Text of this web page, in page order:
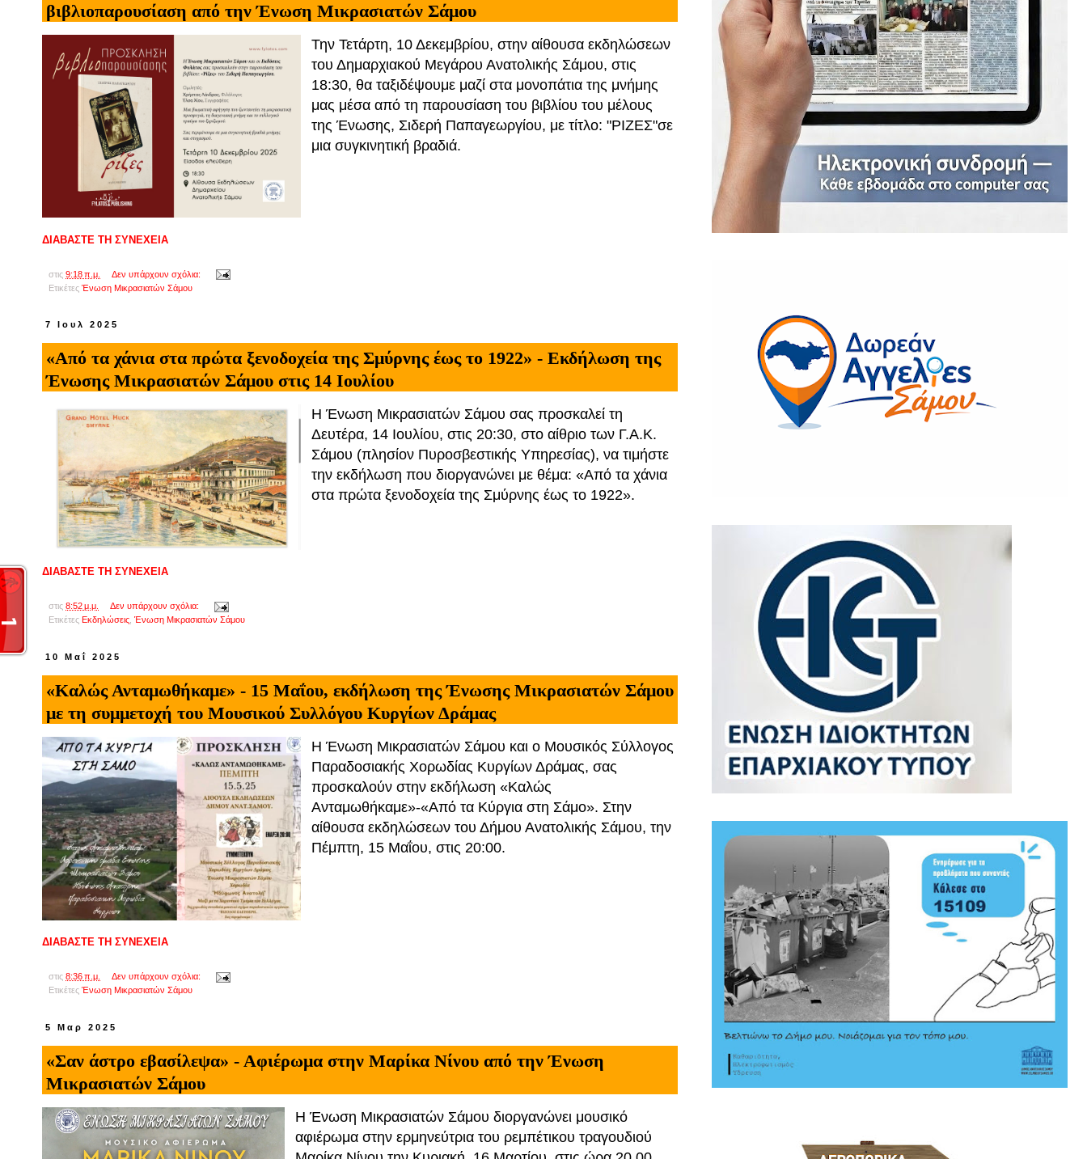
βιβλιοπαρουσίαση από την Ένωση Μικρασιατών Σάμου
Την Τετάρτη, 10 Δεκεμβρίου, στην αίθουσα εκδηλώσεων
του Δημαρχιακού Μεγάρου Ανατολικής Σάμου, στις
18:30, θα ταξιδέψουμε μαζί στα μονοπάτια της μνήμης
μας μέσα από τη παρουσίαση του βιβλίου του μέλους
της Ένωσης, Σιδερή Παπαγεωργίου, με τίτλο: "ΡΙΖΕΣ"σε
μια συγκινητική βραδιά.
ΔΙΑΒΑΣΤΕ ΤΗ ΣΥΝΕΧΕΙΑ
στις 9:18 π.μ.
Δεν υπάρχουν σχόλια:
Ετικέτες Ένωση Μικρασιατών Σάμου
7 Ιουλ 2025
«Από τα χάνια στα πρώτα ξενοδοχεία της Σμύρνης έως το 1922» - Εκδήλωση της
Ένωσης Μικρασιατών Σάμου στις 14 Ιουλίου
Η Ένωση Μικρασιατών Σάμου σας προσκαλεί τη
Δευτέρα, 14 Ιουλίου, στις 20:30, στο αίθριο των Γ.Α.Κ.
Σάμου (πλησίον Πυροσβεστικής Υπηρεσίας), να τιμήστε
την εκδήλωση που διοργανώνει με θέμα: «Από τα χάνια
στα πρώτα ξενοδοχεία της Σμύρνης έως το 1922».
ΔΙΑΒΑΣΤΕ ΤΗ ΣΥΝΕΧΕΙΑ
στις 8:52 μ.μ.
Δεν υπάρχουν σχόλια:
Ετικέτες Εκδηλώσεις, Ένωση Μικρασιατών Σάμου
10 Μαΐ 2025
«Καλώς Ανταμωθήκαμε» - 15 Μαΐου, εκδήλωση της Ένωσης Μικρασιατών Σάμου
με τη συμμετοχή του Μουσικού Συλλόγου Κυργίων Δράμας
Η Ένωση Μικρασιατών Σάμου και ο Μουσικός Σύλλογος
Παραδοσιακής Χορωδίας Κυργίων Δράμας, σας
προσκαλούν στην εκδήλωση «Καλώς
Ανταμωθήκαμε»-«Από τα Κύργια στη Σάμο». Στην
αίθουσα εκδηλώσεων του Δήμου Ανατολικής Σάμου, την
Πέμπτη, 15 Μαΐου, στις 20:00.
ΔΙΑΒΑΣΤΕ ΤΗ ΣΥΝΕΧΕΙΑ
στις 8:36 π.μ.
Δεν υπάρχουν σχόλια:
Ετικέτες Ένωση Μικρασιατών Σάμου
5 Μαρ 2025
«Σαν άστρο εβασίλεψα» - Αφιέρωμα στην Μαρίκα Νίνου από την Ένωση
Μικρασιατών Σάμου
Η Ένωση Μικρασιατών Σάμου διοργανώνει μουσικό
αφιέρωμα στην ερμηνεύτρια του ρεμπέτικου τραγουδιού